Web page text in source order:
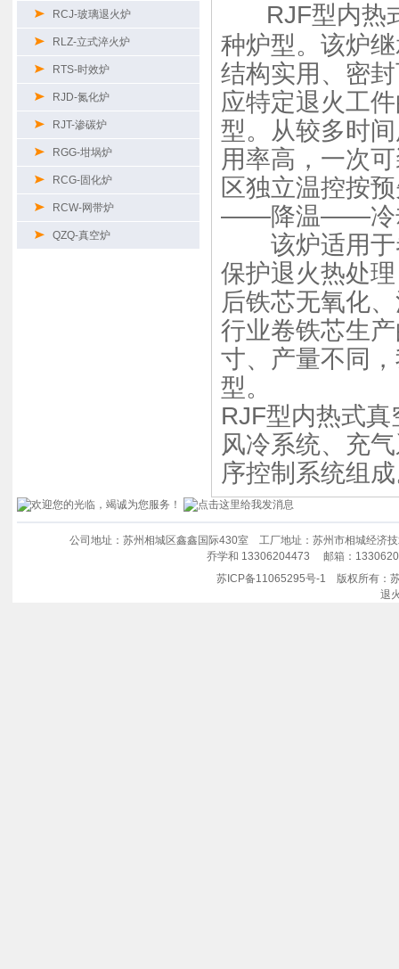
RCJ-玻璃退火炉
RLZ-立式淬火炉
RTS-时效炉
RJD-氮化炉
RJT-渗碳炉
RGG-坩埚炉
RCG-固化炉
RCW-网带炉
QZQ-真空炉
RJF型内热
种炉型。该炉
结构实用、密
应特定退火工
型。从较多时
用率高，一次
区独立温控按
——降温——冷却
该炉适用于
保护退火热处
后铁芯无氧化
行业卷铁芯生
寸、产量不同
型。
RJF型内热式
风冷系统、充
序控制系统组
公司地址：苏州相城区鑫鑫国际430室 工厂地址：苏州市相城经
乔学和 13306204473 邮箱：
苏ICP备11065295号-1 版权所有：
退